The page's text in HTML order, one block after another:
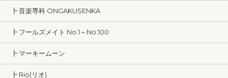
┣ 音楽専科 ONGAKUSENKA
┣ フールズメイト No.1～No.100
┣ マーキームーン
┣ Rio(リオ)